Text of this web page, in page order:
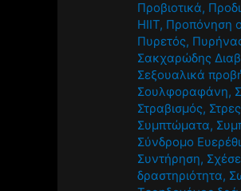
Προβιοτικά,
HIIT, Προπόνηση
Πυρετός,
Σακχαρώδης
Σεξουαλικά
Σουλφοραφάνη,
Στραβισμός, Στρες
Συμπτώματα,
Σύνδρομο
Συντήρηση,
δραστηριότητα,